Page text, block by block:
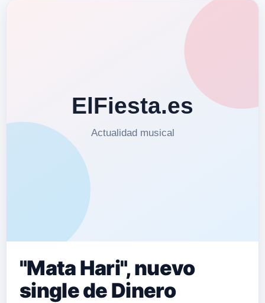
"Mata Hari", nuevo
single de Dinero